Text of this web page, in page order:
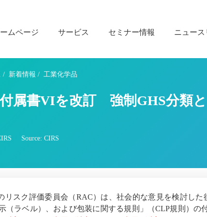
ムページ サービス セミナー情報 ニュース
/ 新着情報 / 工業化学品
属書VIを改訂 強制GHS分類
Source: CIRS
リスク評価委員会（RAC）は、社会的な意見を検討した
（ラベル）、および包装に関する規則」（CLP規則）の